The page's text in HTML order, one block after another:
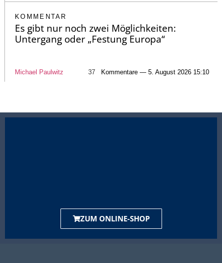
KOMMENTAR
Es gibt nur noch zwei Möglichkeiten:
Untergang oder „Festung Europa“
Michael Paulwitz 37 Kommentare — 5. August 2026 15:10
ZUM ONLINE-SHOP